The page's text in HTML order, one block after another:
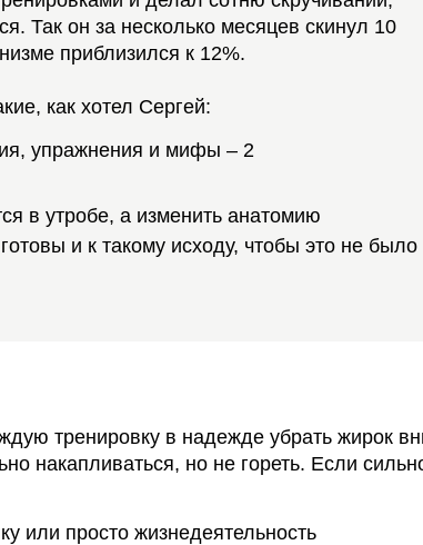
Так он за несколько месяцев скинул 10
приблизился к 12%.
как хотел Сергей:
в утробе, а изменить анатомию
и к такому исходу, чтобы это не было
тренировку в надежде убрать жирок
накапливаться, но не гореть. Если
или просто жизнедеятельность